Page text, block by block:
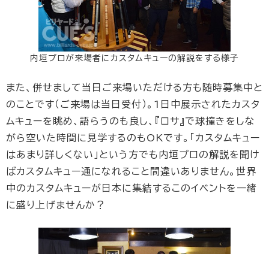
内垣プロが来場者にカスタムキューの解説をする様子
また、併せまして当日ご来場いただける方も随時募集中と
のことです（ご来場は当日受付）。1日中展示されたカスタ
ムキューを眺め、語らうのも良し、『ロサ』で球撞きをしな
がら空いた時間に見学するのもOKです。「カスタムキュー
はあまり詳しくない」という方でも内垣プロの解説を聞け
ばカスタムキュー通になれること間違いありません。世界
中のカスタムキューが日本に集結するこのイベントを一緒
に盛り上げませんか？